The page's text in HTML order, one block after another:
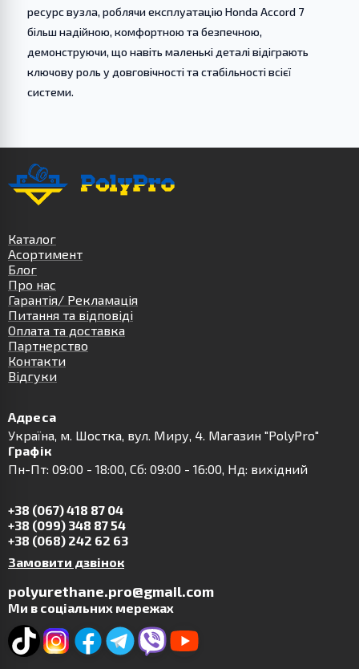
ресурс вузла, роблячи експлуатацію Honda Accord 7
більш надійною, комфортною та безпечною,
демонструючи, що навіть маленькі деталі відіграють
ключову роль у довговічності та стабільності всієї
системи.
Каталог
Асортимент
Блог
Про нас
Гарантія/ Рекламація
Питання та відповіді
Оплата та доставка
Партнерство
Контакти
Відгуки
Адреса
Українa, м. Шостка, вул. Миру, 4. Магазин "PolyPro"
Графік
Пн-Пт: 09:00 - 18:00, Сб: 09:00 - 16:00, Нд: вихідний
+38 (067) 418 87 04
+38 (099) 348 87 54
+38 (068) 242 62 63
Замовити дзвінок
polyurethane.pro@gmail.com
Ми в соціальних мережах